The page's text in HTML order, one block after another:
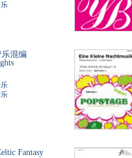
混编
Fantasy